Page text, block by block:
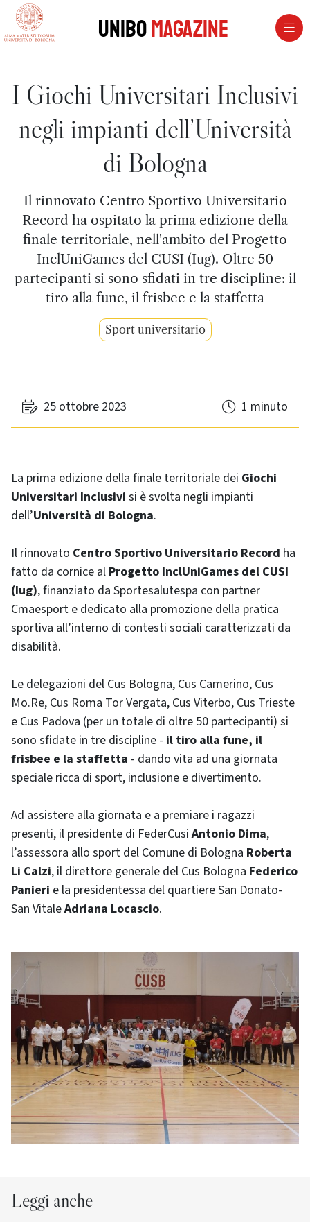
vai al contenuto della pagina
UniboMagazine
I Giochi Universitari Inclusivi
negli impianti dell’Università
di Bologna
Il rinnovato Centro Sportivo Universitario
Record ha ospitato la prima edizione della
finale territoriale, nell'ambito del Progetto
InclUniGames del CUSI (Iug). Oltre 50
partecipanti si sono sfidati in tre discipline: il
tiro alla fune, il frisbee e la staffetta
Sport universitario
25 ottobre 2023 1 minuto
La prima edizione della finale territoriale dei Giochi
Universitari Inclusivi si è svolta negli impianti
dell’Università di Bologna.
Il rinnovato Centro Sportivo Universitario Record ha
fatto da cornice al Progetto InclUniGames del CUSI
(Iug), finanziato da Sportesalutespa con partner
Cmaesport e dedicato alla promozione della pratica
sportiva all’interno di contesti sociali caratterizzati da
disabilità.
Le delegazioni del Cus Bologna, Cus Camerino, Cus
Mo.Re, Cus Roma Tor Vergata, Cus Viterbo, Cus Trieste
e Cus Padova (per un totale di oltre 50 partecipanti) si
sono sfidate in tre discipline - il tiro alla fune, il
frisbee e la staffetta - dando vita ad una giornata
speciale ricca di sport, inclusione e divertimento.
Ad assistere alla giornata e a premiare i ragazzi
presenti, il presidente di FederCusiAntonio Dima,
l’assessora allo sport del Comune di Bologna Roberta
Li Calzi, il direttore generale del Cus Bologna Federico
Panieri e la presidentessa del quartiere San Donato-
San VitaleAdriana Locascio.
Leggi anche